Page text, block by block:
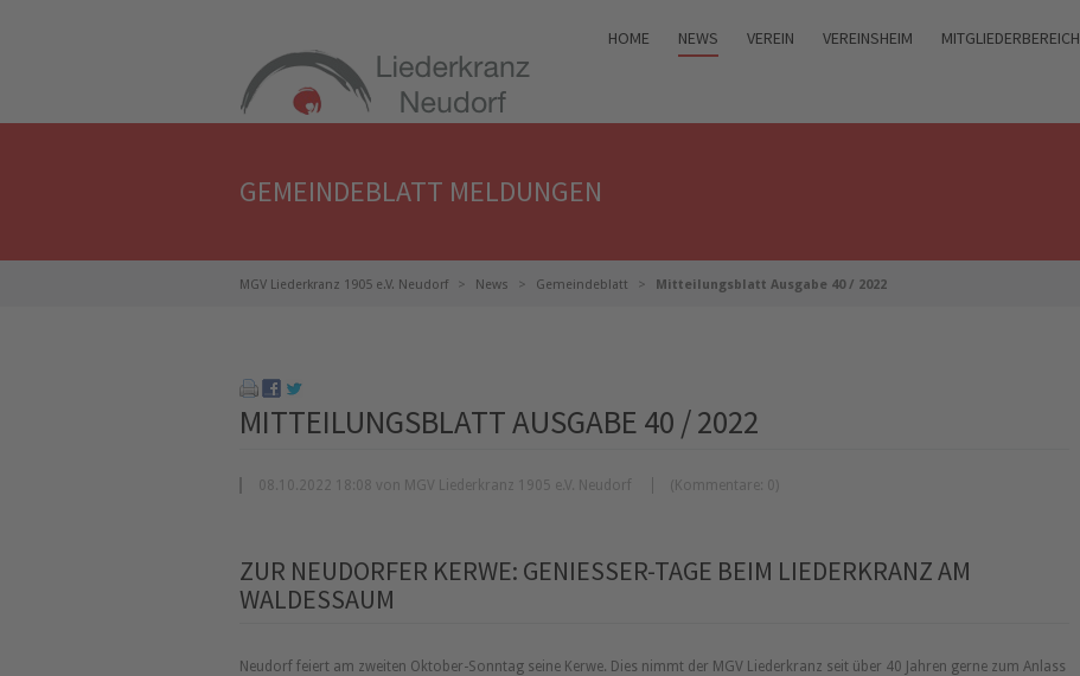
HOME NEWS VEREIN VEREINSHEIM MITGLIEDERBEREICH
GEMEINDEBLATT MELDUNGEN
MGV Liederkranz 1905 e.V. Neudorf News Gemeindeblatt Mitteilungsblatt Ausgabe 40 / 2022
MITTEILUNGSBLATT AUSGABE 40 / 2022
08.10.2022 18:08 von MGV Liederkranz 1905 e.V. Neudorf (Kommentare: 0)
ZUR NEUDORFER KERWE: GENIESSER-TAGE BEIM LIEDERKRANZ AM W
ALDESSAUM
Neudorf feiert am zweiten Oktober-Sonntag seine Kerwe. Dies nimmt der MGV Liederkranz seit über 40 Jahren gerne zum Anlass